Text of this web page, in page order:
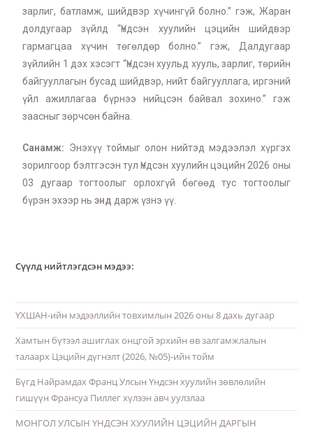
зарлиг, батламж, шийдвэр хүчингүй болно.” гэж, Жаран
долдугаар зүйлд “Үндсэн хуулийн цэцийн шийдвэр
гармагцаа хүчин төгөлдөр болно.” гэж, Далдугаар
зүйлийн 1 дэх хэсэгт “Үндсэн хуульд хууль, зарлиг, төрийн
байгууллагын бусад шийдвэр, нийт байгууллага, иргэний
үйл ажиллагаа бүрнээ нийцсэн байвал зохино.” гэж
заасныг зөрчсөн байна.
Санамж: Энэхүү тоймыг олон нийтэд мэдээлэл хүргэх
зорилгоор бэлтгэсэн тул Үндсэн хуулийн цэцийн 2026 оны
03 дугаар тогтоолыг орлохгүй бөгөөд тус тогтоолыг
бүрэн эхээр ньэнд дарж үзнэ үү.
Сүүлд нийтлэгдсэн мэдээ:
ҮХШАН-ийн мэдээллийн товхимлын 2026 оны 8 дахь дугаар
Хамтын бүтээл ашиглах онцгой эрхийн өв залгамжлалын
талаарх Цэцийн дүгнэлт (2026, №05)-ийн тойм
Бүгд Найрамдах Франц Улсын Үндсэн хуулийн зөвлөлийн
гишүүн Франсуа Пиллег хүлээн авч уулзлаа
МОНГОЛ УЛСЫН ҮНДСЭН ХУУЛИЙН ЦЭЦИЙН ДАРГЫН